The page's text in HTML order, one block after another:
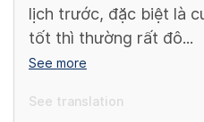
lịch trước, đặc biệt là
tốt thì thường rất đô...
See more
See translation